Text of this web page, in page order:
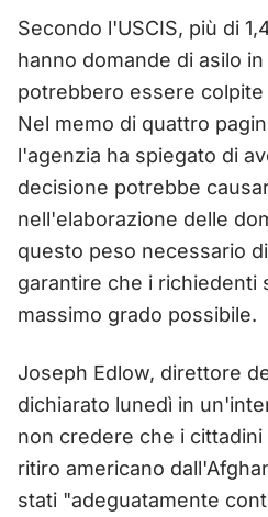
Secondo l'USCIS, più di
hanno domande di asilo
potrebbero essere colpite
Nel memo di quattro
l'agenzia ha spiegato di
decisione potrebbe
nell'elaborazione delle
questo peso necessario
garantire che i richiedenti
massimo grado possibile.
Joseph Edlow, direttore
dichiarato lunedì in
non credere che i
ritiro americano
stati "adeguatamente